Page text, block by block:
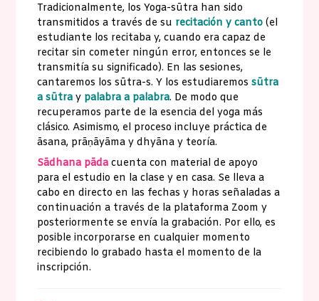
Tradicionalmente, los Yoga-sūtra han sido
transmitidos a través de su recitación y canto (el
estudiante los recitaba y, cuando era capaz de
recitar sin cometer ningún error, entonces se le
transmitía su significado). En las sesiones,
cantaremos los sūtra-s. Y los estudiaremossūtra
a sūtra y palabra a palabra. De modo que
recuperamos parte de la esencia del yoga más
clásico. Asimismo, el proceso incluye práctica de
āsana, prāṇāyāma y dhyāna y teoría.
Sādhana pāda cuenta con material de apoyo
para el estudio en la clase y en casa. Se lleva a
cabo en directo en las fechas y horas señaladas a
continuación a través de la plataforma Zoom y
posteriormente se envía la grabación. Por ello, es
posible incorporarse en cualquier momento
recibiendo lo grabado hasta el momento de la
inscripción.